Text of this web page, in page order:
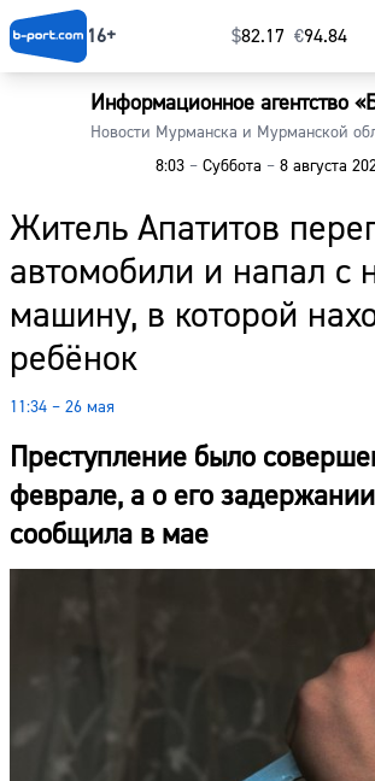
16+ $⁠82.17 €⁠94.84
Информационное агентство
Новости Мурманска и Мурманской
8:03 –Суббота –8 августа
Житель Апатитов
автомобили и напал с
машину, в которой
ребёнок
11:34 – 26 мая
Преступление было
феврале, а о его
сообщила в мае
Главная
Наши гости
Фоторепортажи
Погода
Курсы валют